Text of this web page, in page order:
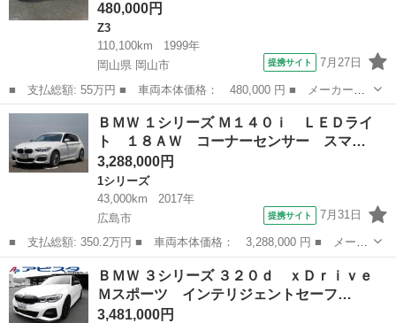
480,000円
Z3
110,100km
1999年
岡山県 岡山市
提携サイト 7月27日
■ 支払総額: 55万円 ■ 車両本体価格： 480,000 円 ■ メーカー
名： ＢＭＷ ■ 車種名： Ｚ３ロードスター ■ グレード名： ベ
ースグレード ハードトップ ＣＤ ＥＴＣ 禁煙車 ■ 排気量：
1900cc ...
岡山 岡山市
ＢＭＷ １シリーズ Ｍ１４０ｉ ＬＥＤライ
ト １８ＡＷ コーナーセンサー スマ…
3,288,000円
1シリーズ
43,000km
2017年
広島市
提携サイト 7月31日
■ 支払総額: 350.2万円 ■ 車両本体価格： 3,288,000 円 ■ メーカ
ー名： ＢＭＷ ■ 車種名： １シリーズ ■ グレード名： Ｍ１４
０ｉ ＬＥＤライト １８ＡＷ コーナーセンサー スマートキー
純正ナビ...
広島 広島市
ＢＭＷ ３シリーズ ３２０ｄ ｘＤｒｉｖｅ
Ｍスポーツ インテリジェントセーフ…
3,481,000円